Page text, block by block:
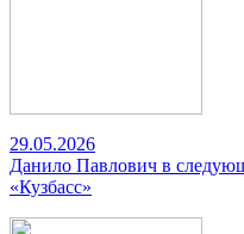
29.05.2026
Данило Павлович в
«Кузбасс»